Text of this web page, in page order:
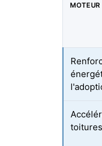
MOTEUR